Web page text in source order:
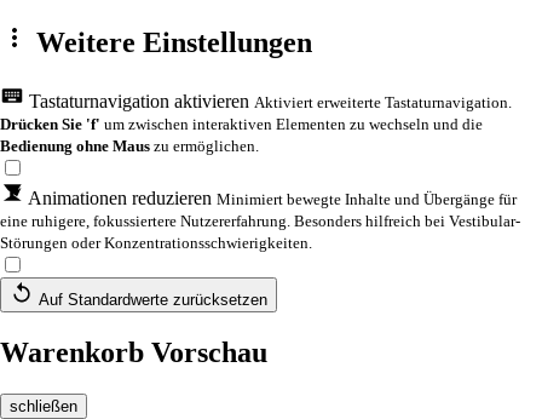
Weitere Einstellungen
Tastaturnavigation aktivieren Aktiviert erweiterte Tastaturnavigation.
Drücken Sie 'f' um zwischen interaktiven Elementen zu wechseln und die
Bedienung ohne Maus zu ermöglichen.
Animationen reduzieren Minimiert bewegte Inhalte und Übergänge für
eine ruhigere, fokussiertere Nutzererfahrung. Besonders hilfreich bei Vestibular-
Störungen oder Konzentrationsschwierigkeiten.
Auf Standardwerte zurücksetzen
Warenkorb Vorschau
schließen